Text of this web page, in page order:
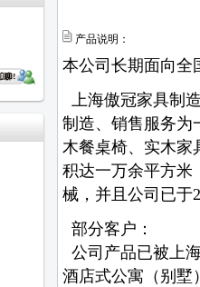
产品说明：
本公司长期面向全
上海傲冠家具制
制造、销售服务为
木餐桌椅、实木家
积达一万余平方米
械，并且公司已于
部分客户：
公司产品已被上
酒店式公寓（别墅